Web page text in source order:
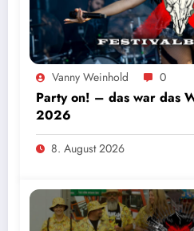
Vanny Weinhold 0
Party on! – das war das
2026
8. August 2026